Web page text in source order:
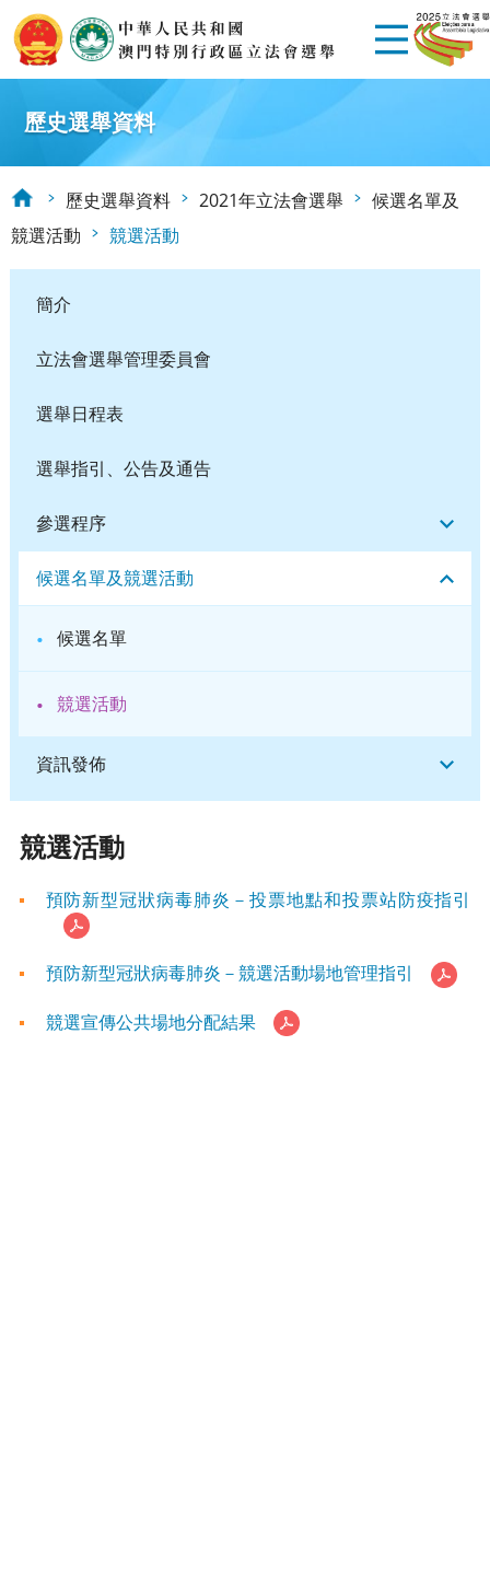
歷史選舉資料
歷史選舉資料 2021年立法會選舉
候選名單及
競選活動
競選活動
簡介
立法會選舉管理委員會
選舉日程表
選舉指引、公告及通告
參選程序
候選名單及競選活動
· 候選名單
· 競選活動
資訊發佈
競選活動
預防新型冠狀病毒肺炎－投票地點和投票站防疫指引
預防新型冠狀病毒肺炎－競選活動場地管理指引
競選宣傳公共場地分配結果